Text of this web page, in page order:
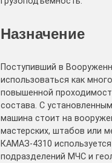
Назначение
Поступивший в
использоваться как
повышенной
состава. С
машина стоит на
мастерских, штабов или
КАМАЗ-4310
подразделений МЧС и